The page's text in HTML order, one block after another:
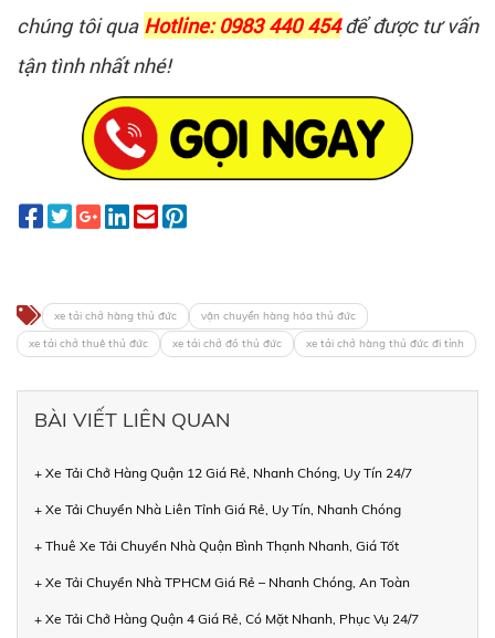
chúng tôi qua Hotline: 0983 440 454để được tư vấn
tận tình nhất nhé!
xe tải chở hàng thủ đức
vận chuyển hàng hóa thủ đức
xe tải chở thuê thủ đức
xe tải chở đồ thủ đức xe tải chở hàng thủ đức đi tỉnh
BÀI VIẾT LIÊN QUAN
+ Xe Tải Chở Hàng Quận 12 Giá Rẻ, Nhanh Chóng, Uy Tín 24/7
+ Xe Tải Chuyển Nhà Liên Tỉnh Giá Rẻ, Uy Tín, Nhanh Chóng
+ Thuê Xe Tải Chuyển Nhà Quận Bình Thạnh Nhanh, Giá Tốt
+ Xe Tải Chuyển Nhà TPHCM Giá Rẻ – Nhanh Chóng, An Toàn
+ Xe Tải Chở Hàng Quận 4 Giá Rẻ, Có Mặt Nhanh, Phục Vụ 24/7